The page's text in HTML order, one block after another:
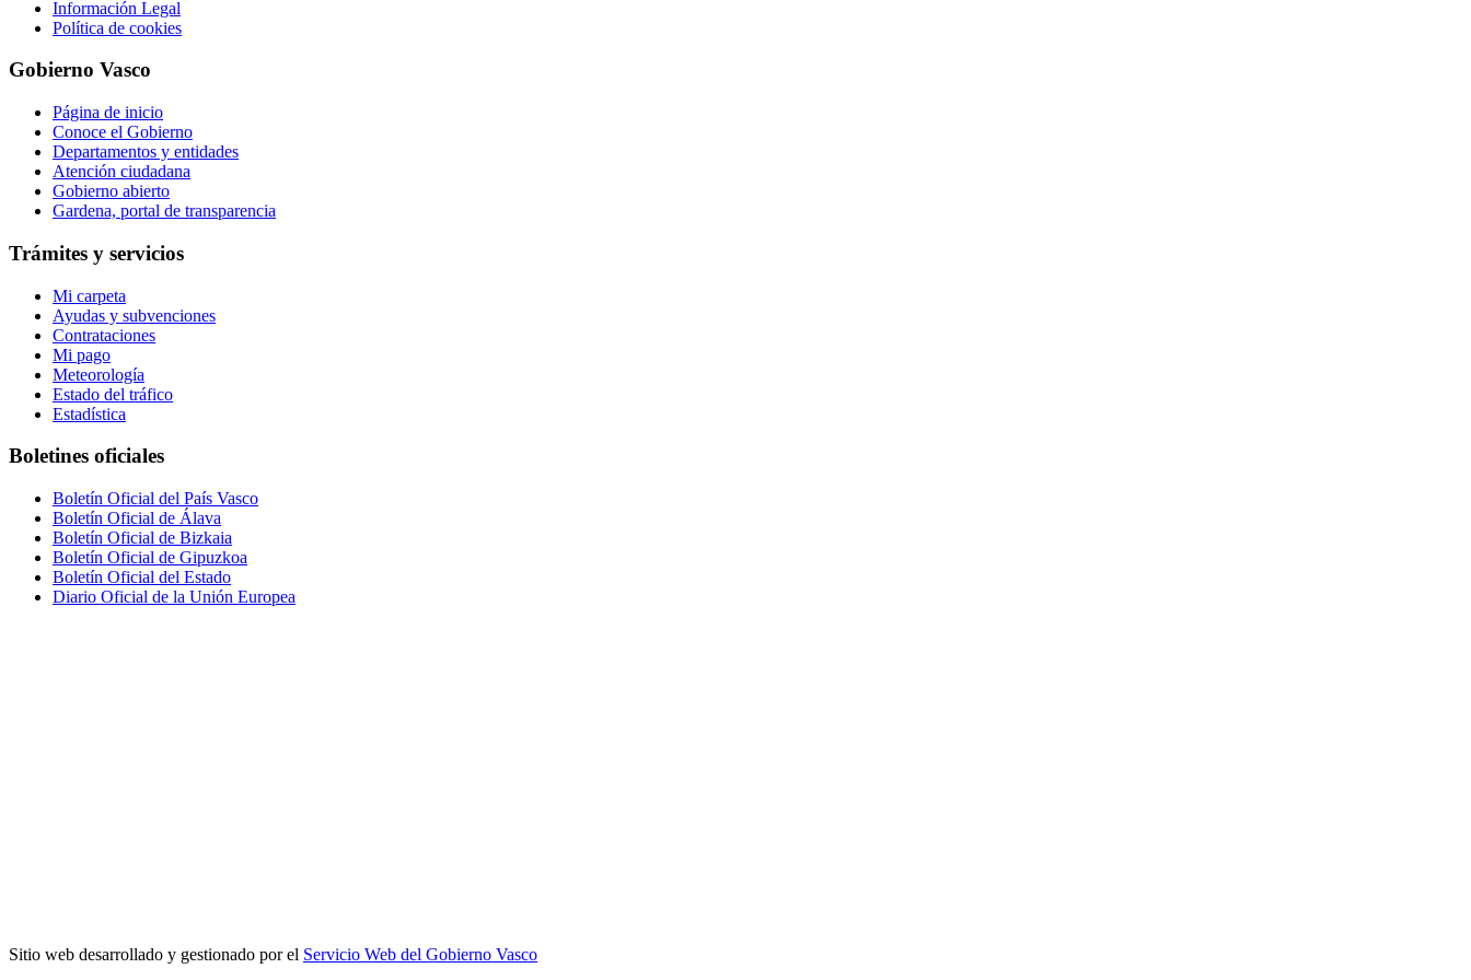
Información Legal
Política de cookies
Gobierno Vasco
Página de inicio
Conoce el Gobierno
Departamentos y entidades
Atención ciudadana
Gobierno abierto
Gardena, portal de transparencia
Trámites y servicios
Mi carpeta
Ayudas y subvenciones
Contrataciones
Mi pago
Meteorología
Estado del tráfico
Estadística
Boletines oficiales
Boletín Oficial del País Vasco
Boletín Oficial de Álava
Boletín Oficial de Bizkaia
Boletín Oficial de Gipuzkoa
Boletín Oficial del Estado
Diario Oficial de la Unión Europea
Sitio web desarrollado y gestionado por el Servicio Web del Gobierno Vasco